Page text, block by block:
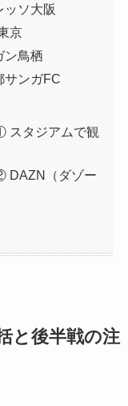
ッソ大阪
京
ン鳥栖
サンガFC
スタジアムで観
DAZN（ダゾー
と後半戦の注